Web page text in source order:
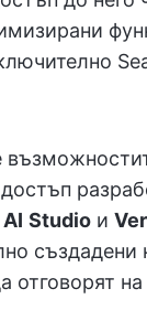
AI Studio и
отговорят